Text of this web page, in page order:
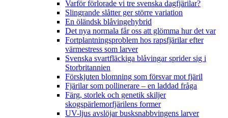
Varför förlorade vi tre svenska dagfjärilar?
Slingrande slåtter ger större variation
En öländsk blåvingehybrid
Det nya normala får oss att glömma hur det var
Fortplantningsproblem hos rapsfjärilar efter
värmestress som larver
Svenska svartfläckiga blåvingar sprider sig i
Storbritannien
Förskjuten blomning som försvar mot fjäril
Fjärilar som pollinerare – en laddad fråga
Färg, storlek och genetik skiljer
skogspärlemorfjärilens former
UV-ljus avslöjar busksnabbvingens larver